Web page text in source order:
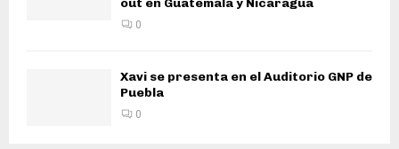
out en Guatemala y Nicaragua
0
Xavi se presenta en el Auditorio GNP de
Puebla
0